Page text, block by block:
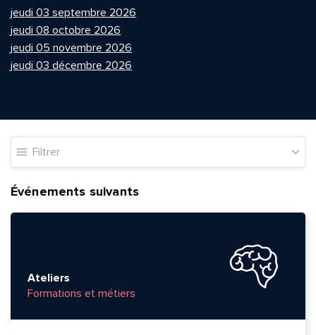
jeudi 03 septembre 2026
jeudi 08 octobre 2026
jeudi 05 novembre 2026
jeudi 03 décembre 2026
Filtrer
Événements suivants
Ateliers
Formations et métiers